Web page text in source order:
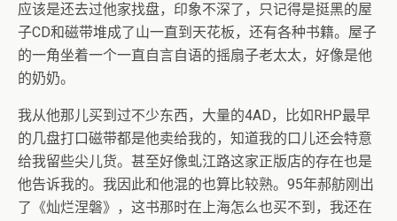
应该是还去过他家找盘，印象不深了，只记得是挺黑的屋
子CD和磁带堆成了山一直到天花板，还有各种书籍。屋子
的一角坐着一个一直自言自语的摇扇子老太太，好像是他
的奶奶。
我从他那儿买到过不少东西，大量的4AD，比如RHP最早
的几盘打口磁带都是他卖给我的，知道我的口儿还会特意
给我留些尖儿货。甚至好像虬江路这家正版店的存在也是
他告诉我的。我因此和他混的也算比较熟。95年郝舫刚出
了《灿烂涅磐》，这书那时在上海怎么也买不到，我还在